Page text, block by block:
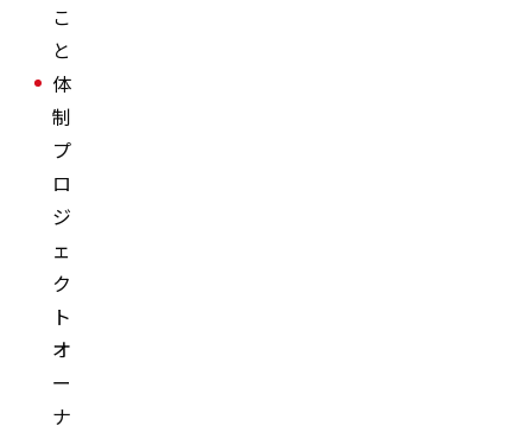
こ
と
体
制
プ
ロ
ジ
ェ
ク
ト
オ
ー
ナ